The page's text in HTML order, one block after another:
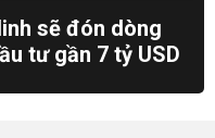
sẽ đón dòng
tư gần 7 tỷ USD